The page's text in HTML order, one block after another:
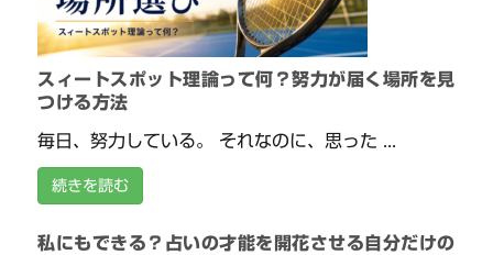
スィートスポット理論って何？努力が届く場所を見
つける方法
毎日、努力している。 それなのに、思った ...
続きを読む
私にもできる？占いの才能を開花させる自分だけの